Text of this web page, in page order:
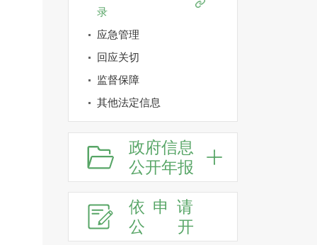
录
应急管理
回应关切
监督保障
其他法定信息
政府信息
公开年报
依申请
公
开